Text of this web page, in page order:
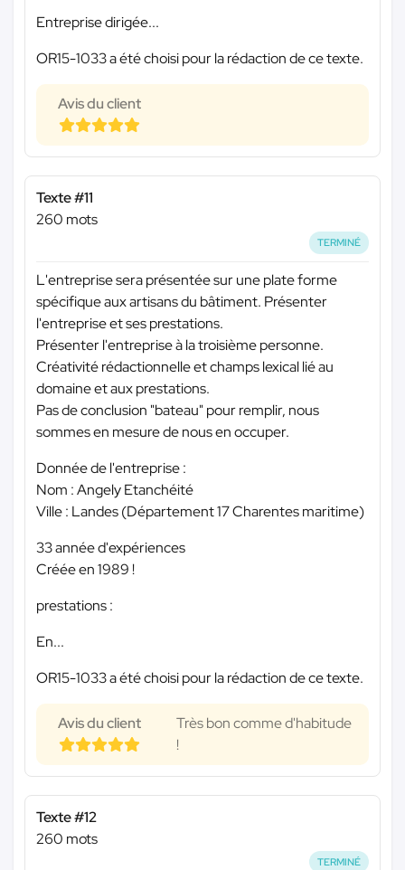
Entreprise dirigée...
OR15-1033 a été choisi pour la rédaction de ce texte.
Avis du client
Texte #11
260 mots
TERMINÉ
L'entreprise sera présentée sur une plate forme
spécifique aux artisans du bâtiment. Présenter
l'entreprise et ses prestations.
Présenter l'entreprise à la troisième personne.
Créativité rédactionnelle et champs lexical lié au
domaine et aux prestations.
Pas de conclusion "bateau" pour remplir, nous
sommes en mesure de nous en occuper.
Donnée de l'entreprise :
Nom : Angely Etanchéité
Ville : Landes (Département 17 Charentes maritime)
33 année d'expériences
Créée en 1989 !
prestations :
En...
OR15-1033 a été choisi pour la rédaction de ce texte.
Avis du client
Très bon comme d'habitude
!
Texte #12
260 mots
TERMINÉ